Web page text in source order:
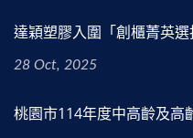
達穎塑膠入圍「創櫃菁英選
28 Oct, 2025
桃園市114年度中高齡及高